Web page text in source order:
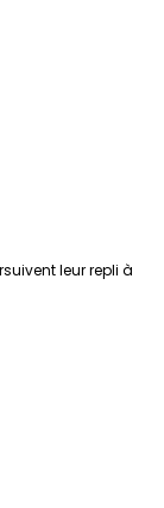
leur repli à